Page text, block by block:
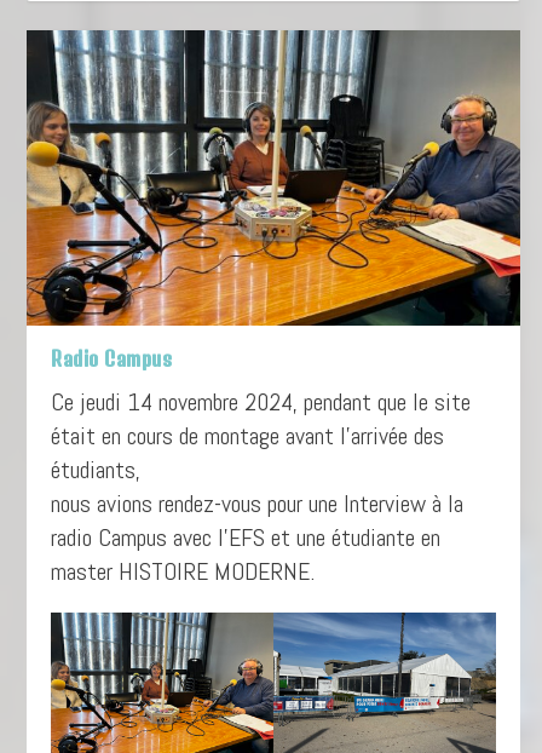
Radio Campus
Ce jeudi 14 novembre 2024, pendant que le site
était en cours de montage avant l’arrivée des
étudiants,
nous avions rendez-vous pour une Interview à la
radio Campus avec l’EFS et une étudiante en
master HISTOIRE MODERNE.